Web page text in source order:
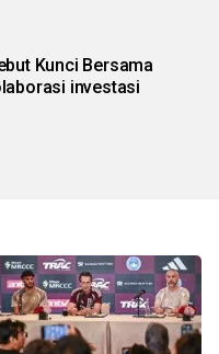
Kunci Bersama
investasi